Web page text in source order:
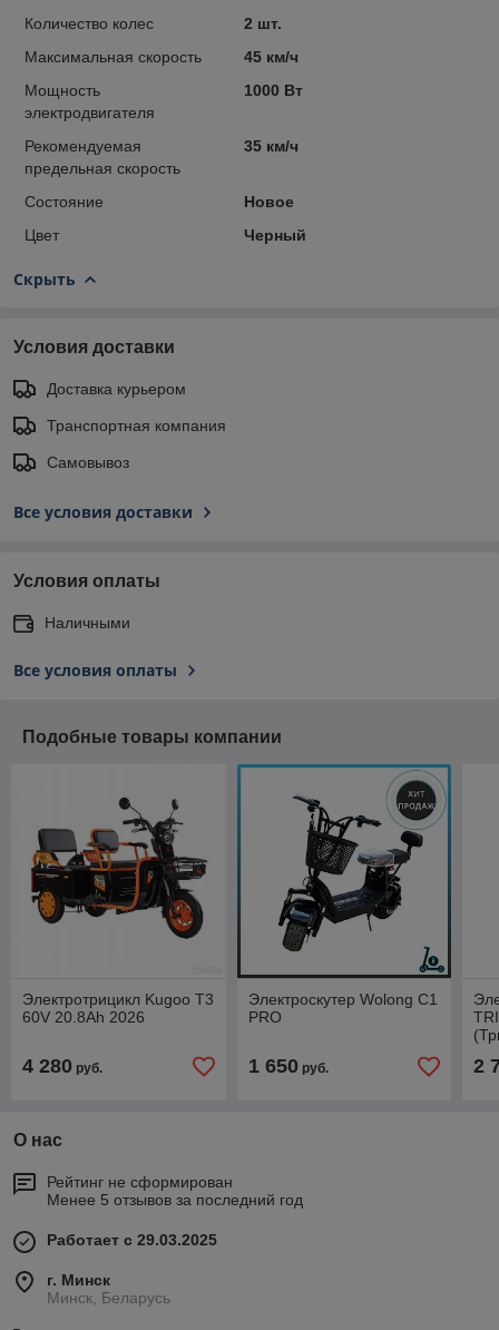
Количество колес
2 шт.
Максимальная скорость
45 км/ч
Мощность
электродвигателя
1000 Вт
Рекомендуемая
предельная скорость
35 км/ч
Состояние
Новое
Цвет
Черный
Скрыть
Условия доставки
Доставка курьером
Транспортная компания
Самовывоз
Все условия доставки
Условия оплаты
Наличными
Все условия оплаты
Подобные товары компании
Электротрицикл Kugoo T3
60V 20.8Ah 2026
4 280 руб.
Электроскутер Wolong C1
PRO
1 650руб. 2
О нас
Рейтинг не сформирован
Менее 5 отзывов за последний год
Работает с 29.03.2025
г. Минск
Минск, Беларусь